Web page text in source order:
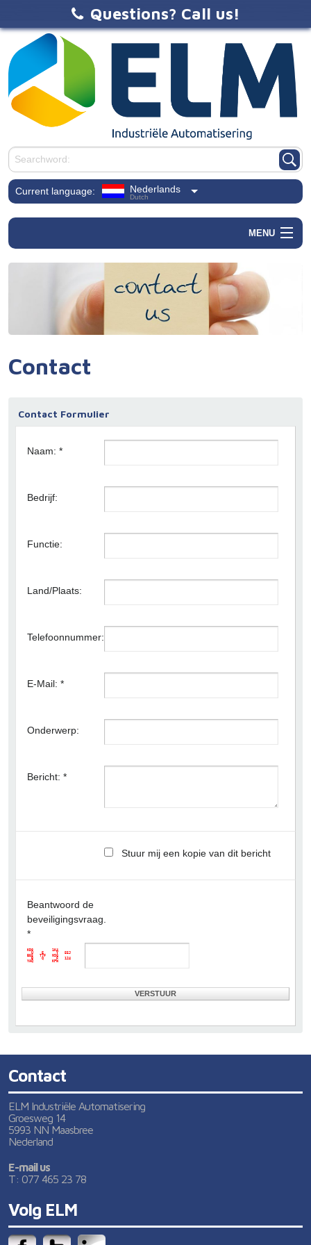
Questions? Call us!
Current language: Nederlands
Dutch
MENU
Over ELM
Service
Contact
Contact Formulier
Naam: *
Bedrijf:
Functie:
Land/Plaats:
Telefoonnummer:
E-Mail: *
Onderwerp:
Bericht: *
Stuur mij een kopie van dit bericht
Beantwoord de
beveiligingsvraag.
*
KD8         1K4
  U    E      Y   55J
B55   T7F   NSG
  B    Q      F   124
Contact
ELM Industriële Automatisering
Groesweg 14
5993 NN Maasbree
Nederland
E-mail us
T: 077 465 23 78
Volg ELM